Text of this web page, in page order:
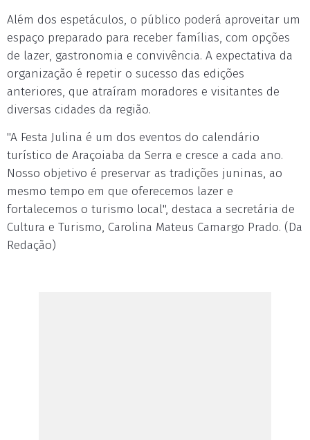
Além dos espetáculos, o público poderá aproveitar um
espaço preparado para receber famílias, com opções
de lazer, gastronomia e convivência. A expectativa da
organização é repetir o sucesso das edições
anteriores, que atraíram moradores e visitantes de
diversas cidades da região.
"A Festa Julina é um dos eventos do calendário
turístico de Araçoiaba da Serra e cresce a cada ano.
Nosso objetivo é preservar as tradições juninas, ao
mesmo tempo em que oferecemos lazer e
fortalecemos o turismo local", destaca a secretária de
Cultura e Turismo, Carolina Mateus Camargo Prado. (Da
Redação)